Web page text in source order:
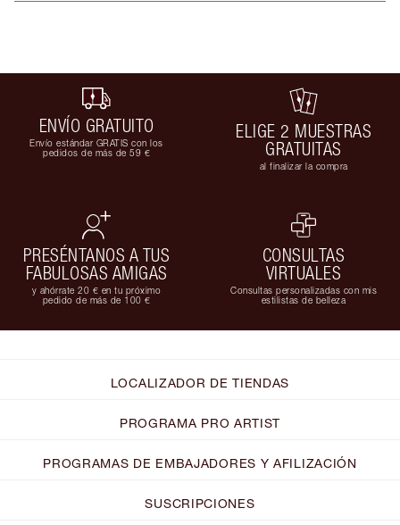
ENVÍO GRATUITO
Envío estándar GRATIS con los
pedidos de más de 59 €
ELIGE 2 MUESTRAS
GRATUITAS
al finalizar la compra
PRESÉNTANOS A TUS
FABULOSAS AMIGAS
y ahórrate 20 € en tu próximo
pedido de más de 100 €
CONSULTAS
VIRTUALES
Consultas personalizadas con mis
estilistas de belleza
LOCALIZADOR DE TIENDAS
PROGRAMA PRO ARTIST
PROGRAMAS DE EMBAJADORES Y AFILIZACIÓN
SUSCRIPCIONES